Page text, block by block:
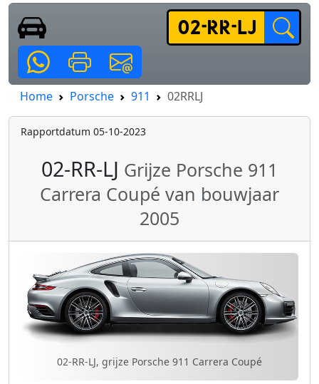
Home Porsche 911 02RRLJ
Rapportdatum 05-10-2023
02-RR-LJ Grijze Porsche 911
Carrera Coupé van bouwjaar
2005
02-RR-LJ, grijze Porsche 911 Carrera Coupé